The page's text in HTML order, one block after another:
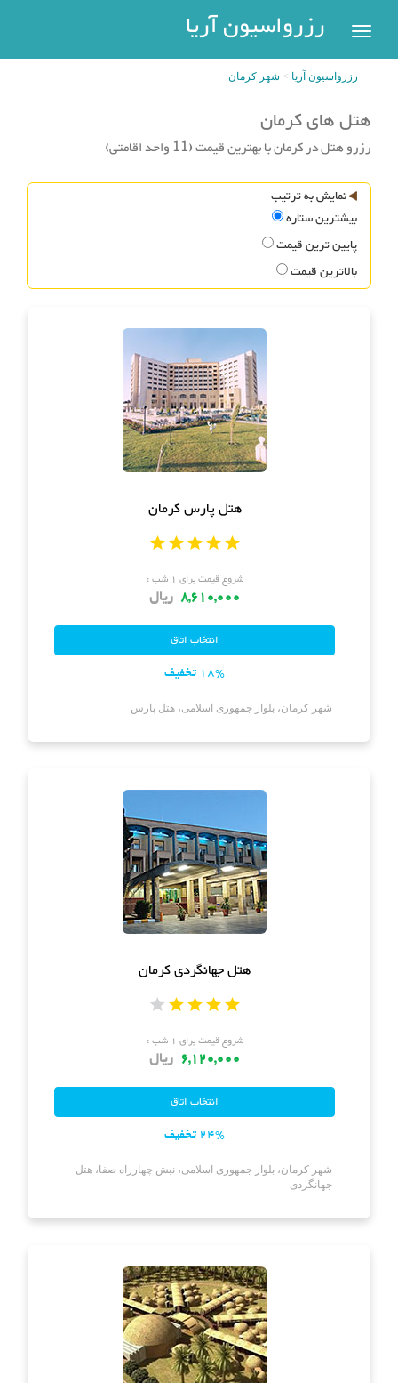
رزرواسیون آریارزرواسیون
اریا
هتل
شهر
های
پیگیری
بازگشت
هتل
های
تهران
مشهد
رزرواسیون آریا شهر کرمان
هتل های کرمان
رزرو هتل در کرمان با بهترین قیمت (11 واحد اقامتی)
نمایش به ترتیب
بیشترین ستاره
پایین ترین قیمت
بالاترین قیمت
هتل پارس کرمان
شروع قیمت برای ۱ شب :
8,610,000 ریال
18% تخفیف
شهر کرمان، بلوار جمهوری اسلامی، هتل پارس
هتل جهانگردی کرمان
شروع قیمت برای ۱ شب :
6,120,000 ریال
24% تخفیف
شهر کرمان، بلوار جمهوری اسلامی، نبش چهارراه صفا، هتل
جهانگردی